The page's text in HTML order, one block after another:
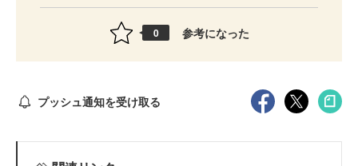
0 参考になった
プッシュ通知を受け取る